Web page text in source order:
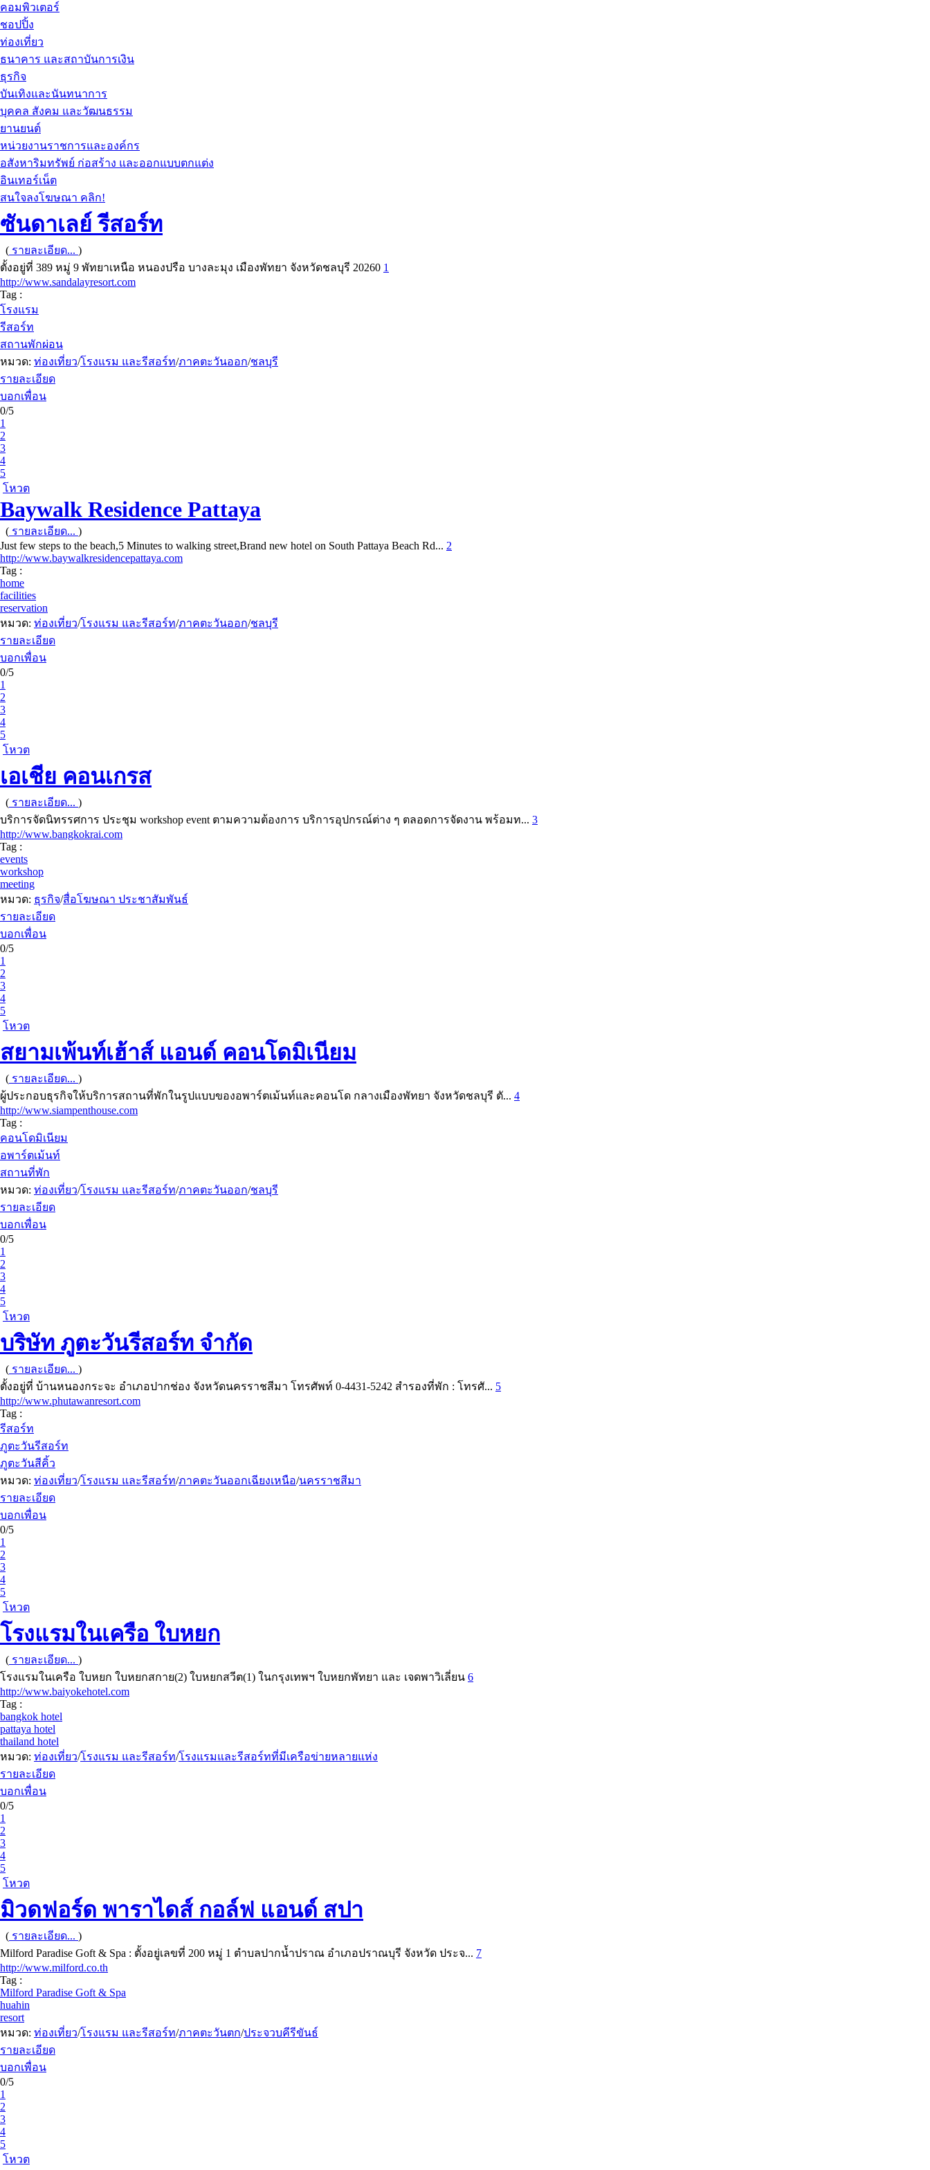
คอมพิวเตอร์
ชอปปิ้ง
ท่องเที่ยว
ธนาคาร และสถาบันการเงิน
ธุรกิจ
บันเทิงและนันทนาการ
บุคคล สังคม และวัฒนธรรม
ยานยนต์
หน่วยงานราชการและองค์กร
อสังหาริมทรัพย์ ก่อสร้าง และออกแบบตกแต่ง
อินเทอร์เน็ต
สนใจลงโฆษณา คลิก!
ซันดาเลย์ รีสอร์ท
( รายละเอียด... )
ตั้งอยู่ที่ 389 หมู่ 9 พัทยาเหนือ หนองปรือ บางละมุง เมืองพัทยา จังหวัดชลบุรี 20260 1
http://www.sandalayresort.com
Tag :
โรงแรม
รีสอร์ท
สถานพักผ่อน
หมวด: ท่องเที่ยว/โรงแรม และรีสอร์ท/ภาคตะวันออก/ชลบุรี
รายละเอียด
บอกเพื่อน
0/5
1
2
3
4
5
โหวต
Baywalk Residence Pattaya
( รายละเอียด... )
Just few steps to the beach,5 Minutes to walking street,Brand new hotel on South Pattaya Beach Rd... 2
http://www.baywalkresidencepattaya.com
Tag :
home
facilities
reservation
หมวด: ท่องเที่ยว/โรงแรม และรีสอร์ท/ภาคตะวันออก/ชลบุรี
รายละเอียด
บอกเพื่อน
0/5
1
2
3
4
5
โหวต
เอเชีย คอนเกรส
( รายละเอียด... )
บริการจัดนิทรรศการ ประชุม workshop event ตามความต้องการ บริการอุปกรณ์ต่าง ๆ ตลอดการจัดงาน พร้อมท... 3
http://www.bangkokrai.com
Tag :
events
workshop
meeting
หมวด: ธุรกิจ/สื่อโฆษณา ประชาสัมพันธ์
รายละเอียด
บอกเพื่อน
0/5
1
2
3
4
5
โหวต
สยามเพ้นท์เฮ้าส์ แอนด์ คอนโดมิเนียม
( รายละเอียด... )
ผู้ประกอบธุรกิจให้บริการสถานที่พักในรูปแบบของอพาร์ตเม้นท์และคอนโด กลางเมืองพัทยา จังหวัดชลบุรี ตั... 4
http://www.siampenthouse.com
Tag :
คอนโดมิเนียม
อพาร์ตเม้นท์
สถานที่พัก
หมวด: ท่องเที่ยว/โรงแรม และรีสอร์ท/ภาคตะวันออก/ชลบุรี
รายละเอียด
บอกเพื่อน
0/5
1
2
3
4
5
โหวต
บริษัท ภูตะวันรีสอร์ท จำกัด
( รายละเอียด... )
ตั้งอยู่ที่ บ้านหนองกระจะ อำเภอปากช่อง จังหวัดนครราชสีมา โทรศัพท์ 0-4431-5242 สำรองที่พัก : โทรศั... 5
http://www.phutawanresort.com
Tag :
รีสอร์ท
ภูตะวันรีสอร์ท
ภูตะวันสีคิ้ว
หมวด: ท่องเที่ยว/โรงแรม และรีสอร์ท/ภาคตะวันออกเฉียงเหนือ/นครราชสีมา
รายละเอียด
บอกเพื่อน
0/5
1
2
3
4
5
โหวต
โรงแรมในเครือ ใบหยก
( รายละเอียด... )
โรงแรมในเครือ ใบหยก ใบหยกสกาย(2) ใบหยกสวีต(1) ในกรุงเทพฯ ใบหยกพัทยา และ เจดพาวิเลี่ยน 6
http://www.baiyokehotel.com
Tag :
bangkok hotel
pattaya hotel
thailand hotel
หมวด: ท่องเที่ยว/โรงแรม และรีสอร์ท/โรงแรมและรีสอร์ทที่มีเครือข่ายหลายแห่ง
รายละเอียด
บอกเพื่อน
0/5
1
2
3
4
5
โหวต
มิวดฟอร์ด พาราไดส์ กอล์ฟ แอนด์ สปา
( รายละเอียด... )
Milford Paradise Goft & Spa : ตั้งอยู่เลขที่ 200 หมู่ 1 ตำบลปากน้ำปราณ อำเภอปราณบุรี จังหวัด ประจ... 7
http://www.milford.co.th
Tag :
Milford Paradise Goft & Spa
huahin
resort
หมวด: ท่องเที่ยว/โรงแรม และรีสอร์ท/ภาคตะวันตก/ประจวบคีรีขันธ์
รายละเอียด
บอกเพื่อน
0/5
1
2
3
4
5
โหวต